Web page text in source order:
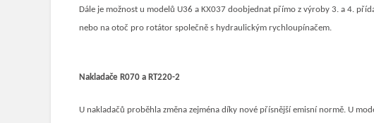
Dále je možnost u modelů U36 a KX037 doobjednat přímo z výroby 3. a 4.
nebo na otoč pro rotátor společně s hydraulickým rychloupínačem.
Nakladače R070 a RT220-2
U nakladačů proběhla změna zejména díky nové přísnější emisní normě. U